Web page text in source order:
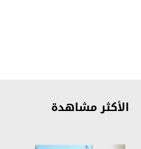
الأكثر مشاهدة